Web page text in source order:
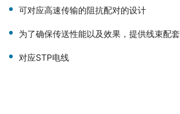
可对应高速传输的阻抗配对的设计
为了确保传送性能以及效果，提供线束配套
对应STP电线